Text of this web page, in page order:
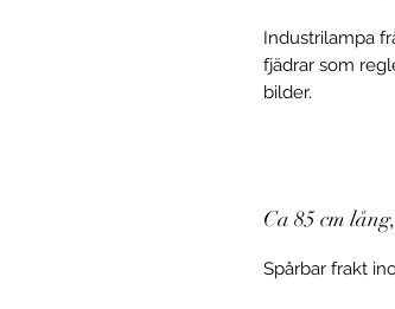
Industrilampa
fjädrar som
bilder.
Ca 85 cm
Spårbar frakt